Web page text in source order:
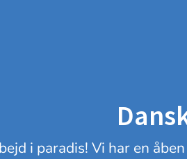
i paradis! Vi har en